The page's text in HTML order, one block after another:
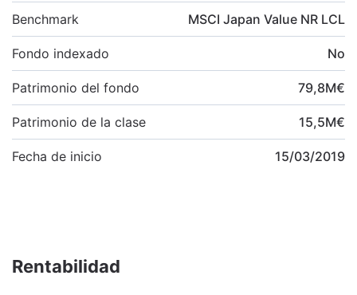
Benchmark MSCI Japan Value NR LCL
Fondo indexado No
Patrimonio del fondo 79,8M€
Patrimonio de la clase 15,5M€
Fecha de inicio 15/03/2019
Rentabilidad